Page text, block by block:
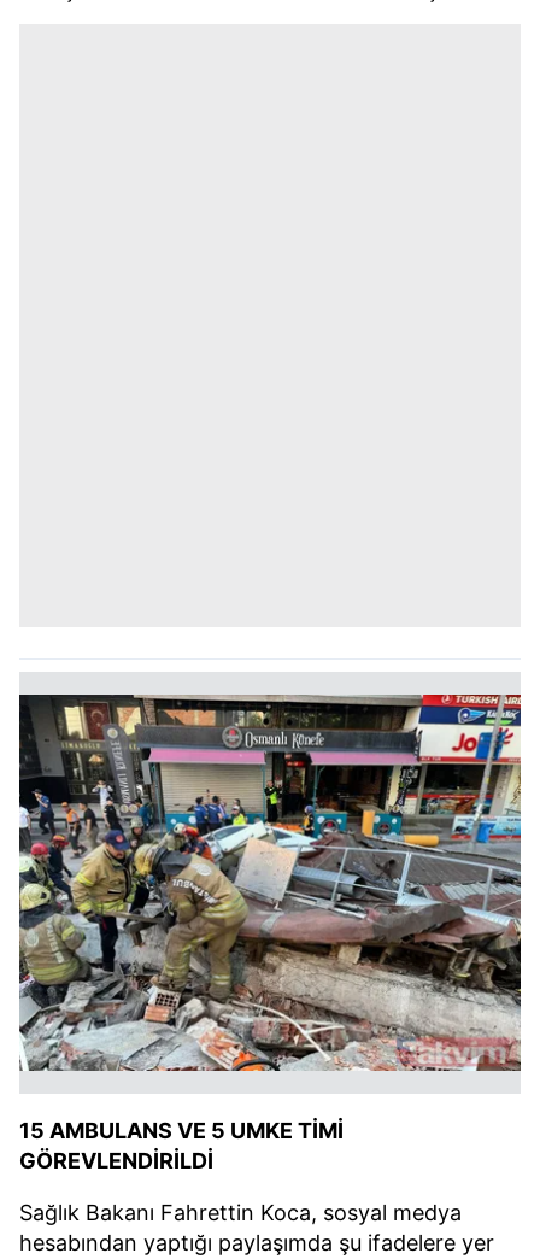
15 AMBULANS VE 5 UMKE TİMİ
GÖREVLENDİRİLDİ
Sağlık Bakanı Fahrettin Koca, sosyal medya
hesabından yaptığı paylaşımda şu ifadelere yer